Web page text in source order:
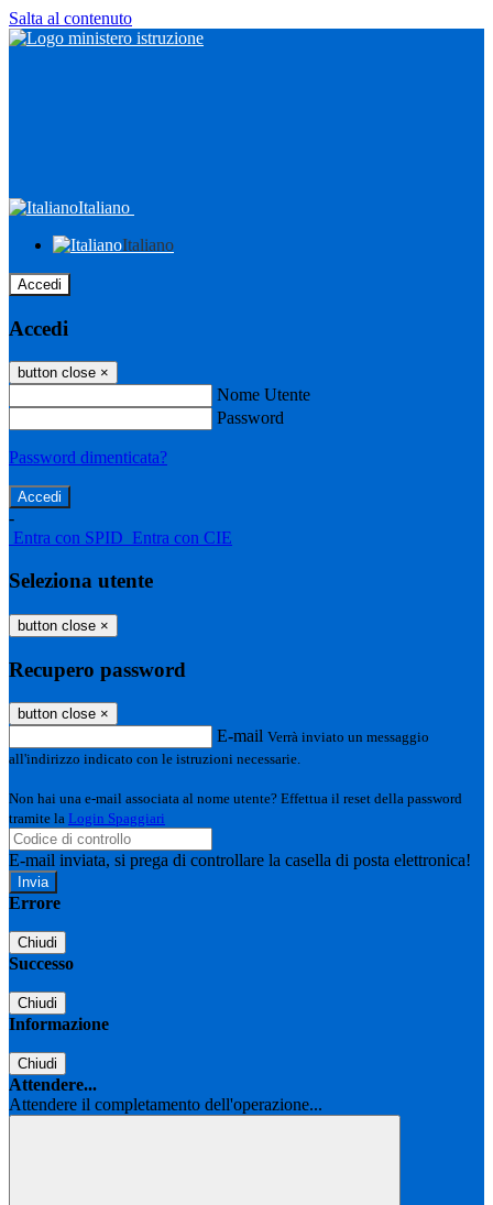
Salta al contenuto
Italiano
Italiano
Accedi
Accedi
button close ×
Nome Utente
Password
Password dimenticata?
-
Entra con SPID Entra con CIE
Seleziona utente
button close ×
Recupero password
button close ×
E-mail Verrà inviato un messaggio
all'indirizzo indicato con le istruzioni necessarie.
Non hai una e-mail associata al nome utente? Effettua il reset della password
tramite la Login Spaggiari
E-mail inviata, si prega di controllare la casella di posta elettronica!
Errore
Chiudi
Successo
Chiudi
Informazione
Chiudi
Attendere...
Attendere il completamento dell'operazione...